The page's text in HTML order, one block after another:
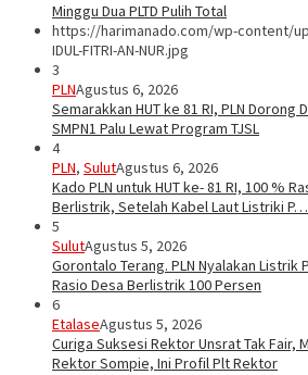
Minggu Dua PLTD Pulih Total
https://harimanado.com/wp-content/
IDUL-FITRI-AN-NUR.jpg
3
PLNAgustus 6, 2026
Semarakkan HUT ke 81 RI, PLN Dorong
SMPN1 Palu Lewat Program TJSL
4
PLN, SulutAgustus 6, 2026
Kado PLN untuk HUT ke- 81 RI, 100 %
Berlistrik, Setelah Kabel Laut Listriki P…
5
SulutAgustus 5, 2026
Gorontalo Terang. PLN Nyalakan Listrik
Rasio Desa Berlistrik 100 Persen
6
EtalaseAgustus 5, 2026
Curiga Suksesi Rektor Unsrat Tak Fair,
Rektor Sompie, Ini Profil Plt Rektor